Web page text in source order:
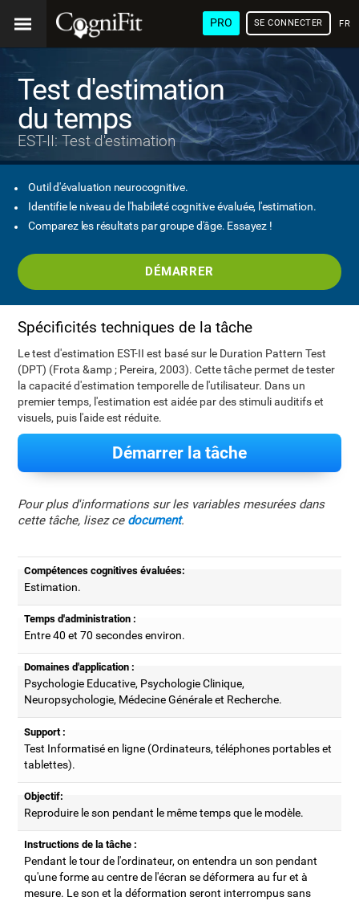
PRO SE CONNECTER
Test d'estimation
du temps
EST-II: Test d'estimation
Outil d'évaluation neurocognitive.
Identifie le niveau de l'habileté cognitive évaluée, l'estimation.
Comparez les résultats par groupe d'âge. Essayez !
DÉMARRER
Spécificités techniques de la tâche
Le test d'estimation EST-II est basé sur le Duration Pattern Test
(DPT) (Frota &amp ; Pereira, 2003). Cette tâche permet de tester
la capacité d'estimation temporelle de l'utilisateur. Dans un
premier temps, l'estimation est aidée par des stimuli auditifs et
visuels, puis l'aide est réduite.
Démarrer la tâche
Pour plus d'informations sur les variables mesurées dans
cette tâche, lisez ce document.
Compétences cognitives évaluées:
Estimation.
Temps d'administration :
Entre 40 et 70 secondes environ.
Domaines d'application :
Psychologie Educative, Psychologie Clinique,
Neuropsychologie, Médecine Générale et Recherche.
Support :
Test Informatisé en ligne (Ordinateurs, téléphones portables et
tablettes).
Objectif:
Reproduire le son pendant le même temps que le modèle.
Instructions de la tâche :
Pendant le tour de l'ordinateur, on entendra un son pendant
qu'une forme au centre de l'écran se déformera au fur et à
mesure. Le son et la déformation seront interrompus sans